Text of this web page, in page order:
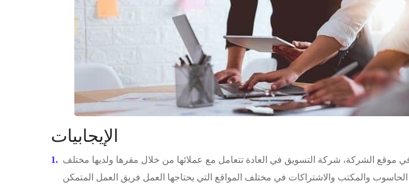
الإيجابيات
موقع الشركة، شركة التسويق في العادة تتعامل مع عملائها من خلال مقرها ولديها مختلف
الحاسوب والمكتب والاشتراكات في مختلف المواقع التي يحتاجها العمل فريق العمل المتمكن